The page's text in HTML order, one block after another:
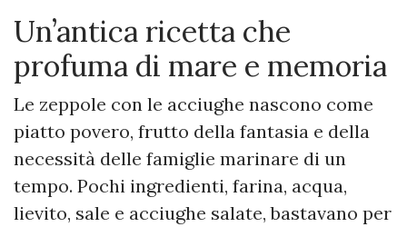
Un’antica ricetta che
profuma di mare e memoria
Le zeppole con le acciughe nascono come
piatto povero, frutto della fantasia e della
necessità delle famiglie marinare di un
tempo. Pochi ingredienti, farina, acqua,
lievito, sale e acciughe salate, bastavano per